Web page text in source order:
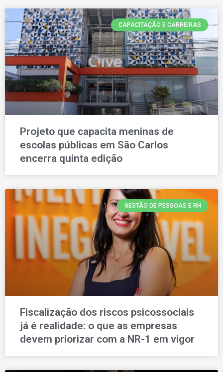
CAPACITAÇÃO E CARREIRAS
Projeto que capacita meninas de
escolas públicas em São Carlos
encerra quinta edição
GESTÃO DE PESSOAS E RH
Fiscalização dos riscos psicossociais
já é realidade: o que as empresas
devem priorizar com a NR-1 em vigor